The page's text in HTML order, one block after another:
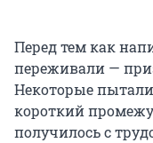
Перед тем как
переживали —
Некоторые
короткий
получилось с